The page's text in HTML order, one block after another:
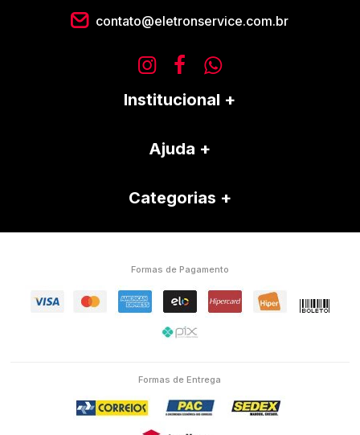
contato@eletronservice.com.br
Institucional
Ajuda
Categorias
Formas de Pagamento
Formas de Entrega